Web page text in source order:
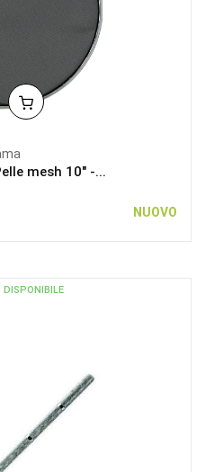
mesh 10" -...
NUOVO
DISPONIBILE